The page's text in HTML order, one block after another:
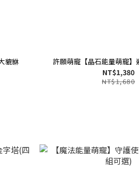
貔貅
許願萌寵【晶石能量萌寵】
NT$1,380
NT$1,680